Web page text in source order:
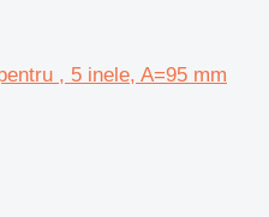
, 5 inele, A=95 mm